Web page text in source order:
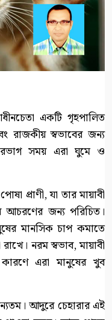
একটি গৃহপালিত
রাজকীয় স্বভাবের জন্য
সময় এরা ঘুমে ও
প্রাণী, যা তার মায়াবী
আচরণের জন্য পরিচিত।
মানসিক চাপ কমাতে
নরম স্বভাব, মায়াবী
এরা মানুষের খুব
আদুরে চেহারার এই